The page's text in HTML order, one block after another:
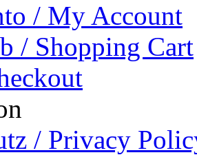
/ My Account
/ Shopping Cart
/ Privacy